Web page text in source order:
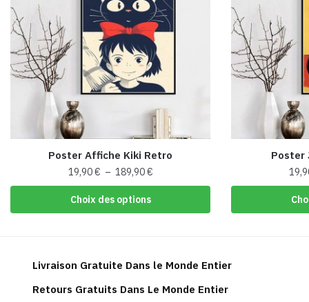
Poster Affiche Kiki Retro
19,90€ – 189,90€Plage
de
19,90 €
Choix des options
Ce
produit
variations.
options
Poster
Livraison Gratuite Dans le Monde Entier
Retours Gratuits Dans Le Monde Entier